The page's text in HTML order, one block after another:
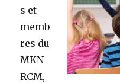
s et
memb
res du
MKN-
RCM,